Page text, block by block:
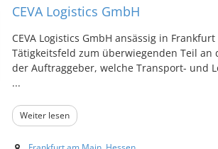
CEVA Logistics GmbH
CEVA Logistics GmbH ansässig in
Tätigkeitsfeld zum überwiegenden Teil
der Auftraggeber, welche Transport- und
...
Weiter lesen